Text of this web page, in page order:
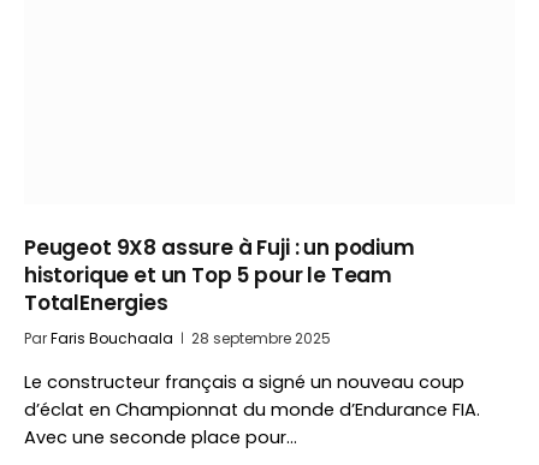
Peugeot 9X8 assure à Fuji : un podium
historique et un Top 5 pour le Team
TotalEnergies
ParFaris Bouchaala 28 septembre 2025
Le constructeur français a signé un nouveau coup
d’éclat en Championnat du monde d’Endurance FIA.
Avec une seconde place pour…